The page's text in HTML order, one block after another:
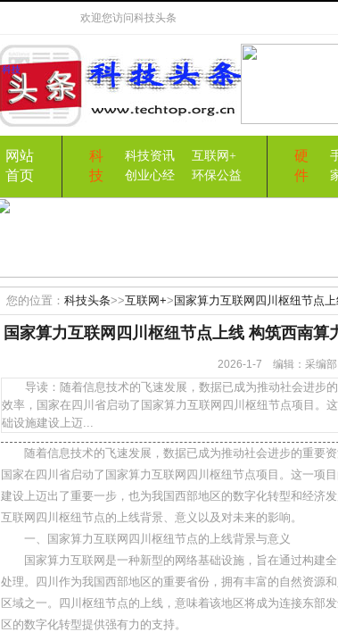
欢迎您访问科技头条
网站
首页
科
技
科技资讯
互联网+
创业心经
环保公益
硬
件
您的位置： 科技头条>>互联网+> 国家算力互联网四川枢纽节点
进国家算力互联网四川枢纽节点上线 构筑西南
2026-1-7 编辑：采编
导读：随着信息技术的飞速发展，数据已成为推动社会进步
效率，国家在四川省启动了国家算力互联网四川枢纽节点项目。
础设施建设上迈...
随着信息技术的飞速发展，数据已成为推动社会进步的重要
国家在四川省启动了国家算力互联网四川枢纽节点项目。这一项
建设上迈出了重要一步，也为我国西部地区的数字化转型和经济
互联网四川枢纽节点的上线背景、意义以及对未来的影响。
一、国家算力互联网四川枢纽节点的上线背景与意义
国家算力互联网是一种新型的网络基础设施，旨在通过构建
处理。四川作为我国西部地区的重要省份，拥有丰富的自然资源
区域之一。四川枢纽节点的上线，意味着该地区将成为连接东部
区的数字化转型提供强有力的支持。